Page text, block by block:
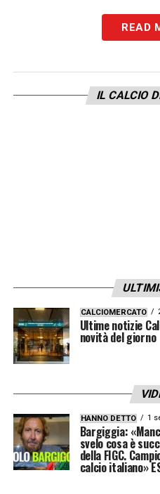
Come riportato da
portiere ha trovato l’
visite medicheper
READ
IL CALCIO
CALCIOMERCATO
Ultime notizie
novità del giorno
HANNO DETTO 1
Bargiggia:
svelo cosa è
della FIGC.
calcio italiano»